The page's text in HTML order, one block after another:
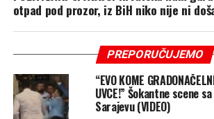
otpad pod prozor, iz BiH niko nije ni
PREPORUČUJEMO
“EVO KOME
UVCE!” Šokantne scene
Sarajevu (VIDEO)